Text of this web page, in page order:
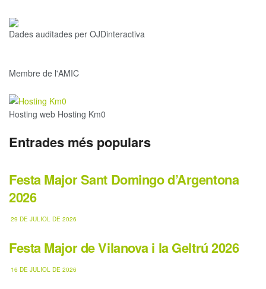
Dades auditades per OJDinteractiva
Membre de l'AMIC
Hosting web Hosting Km0
Entrades més populars
Festa Major Sant Domingo d’Argentona
2026
29 DE JULIOL DE 2026
Festa Major de Vilanova i la Geltrú 2026
16 DE JULIOL DE 2026